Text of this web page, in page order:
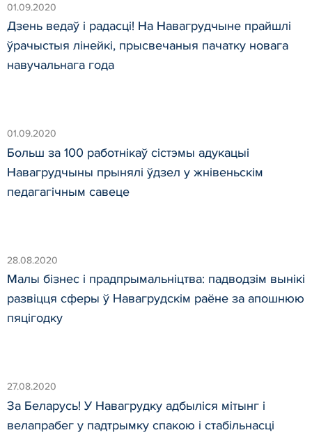
01.09.2020
Дзень ведаў і радасці! На Навагрудчыне прайшлі
ўрачыстыя лінейкі, прысвечаныя пачатку новага
навучальнага года
01.09.2020
Больш за 100 работнікаў сістэмы адукацыі
Навагрудчыны прынялі ўдзел у жнівеньскім
педагагічным савеце
28.08.2020
Малы бізнес і прадпрымальніцтва: падводзім вынікі
развіцця сферы ў Навагрудскім раёне за апошнюю
пяцігодку
27.08.2020
За Беларусь! У Навагрудку адбыліся мітынг і
велапрабег у падтрымку спакою і стабільнасці